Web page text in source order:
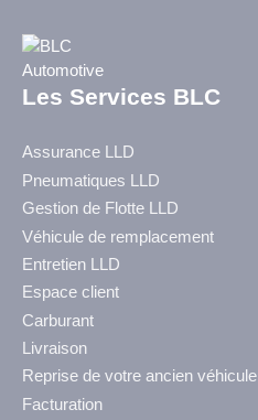
Les Services BLC
Assurance LLD
Pneumatiques LLD
Gestion de Flotte LLD
Véhicule de remplacement
Entretien LLD
Espace client
Carburant
Livraison
Reprise de votre ancien véhicule
Facturation